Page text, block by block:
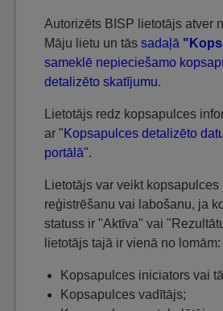
Autorizēts BISP lietotājs atver
Māju lietu un tās sadaļā
sameklē nepieciešamo
detalizēto skatījumu.
Lietotājs redz kopsapulces
ar " Kopsapulces detalizēto
portālā".
Lietotājs var veikt
reģistrēšanu vai labošanu, ja
statuss ir "Aktīva" vai
lietotājs tajā ir vienā no lomām:
Kopsapulces iniciators vai
Kopsapulces vadītājs;